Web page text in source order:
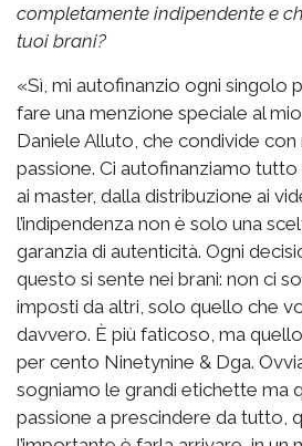
completamente indipendente e
tuoi brani?
«Sì, mi autofinanzio ogni singolo
fare una menzione speciale al
Daniele Alluto, che condivide con
passione. Ci autofinanziamo
ai master, dalla distribuzione ai
l’indipendenza non è solo una
garanzia di autenticità. Ogni
questo si sente nei brani: non ci
imposti da altri, solo quello che
davvero. È più faticoso, ma
per cento Ninetynine & Dga.
sogniamo le grandi etichette ma
passione a prescindere da tutto,